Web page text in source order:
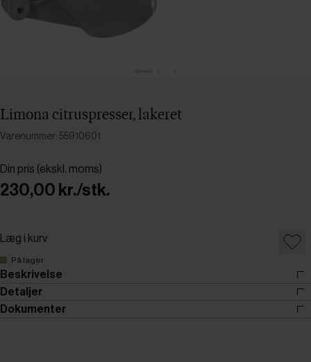
Limona citruspresser, lakeret
Varenummer: 55910601
Din pris (ekskl. moms)
230,00 kr./stk.
Læg i kurv
På lager
Beskrivelse
Detaljer
Dokumenter